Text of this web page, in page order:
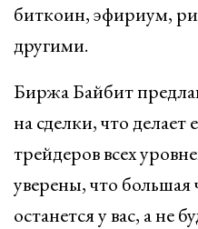
биткоин, эфириум,
другими.
Биржа Байбит
на сделки, что делает
трейдеров всех
уверены, что большая
останется у вас, а не